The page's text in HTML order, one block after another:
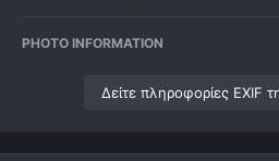
PHOTO INFORMATION
Δείτε πληροφορίες EXIF